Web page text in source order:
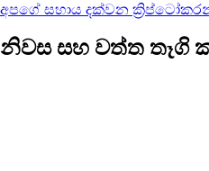
අපගේ සහාය දක්වන
නිවස සහ වත්ත තෑගි